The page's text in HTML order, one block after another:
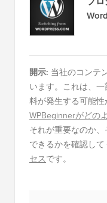
開示: 当社のコンテ
います。これは、
料が発生する可能性
WPBeginnerがどの
それが重要なのか
できるかを確認し
セスです。